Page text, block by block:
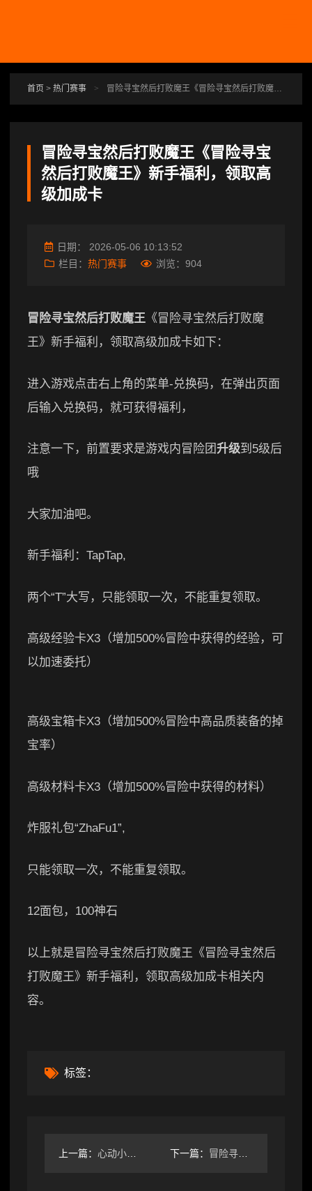
首页 > 热门赛事 > 冒险寻宝然后打败魔王《冒险寻宝然后打败魔王》新手福利，领取高级加成卡
冒险寻宝然后打败魔王《冒险寻宝
然后打败魔王》新手福利，领取高
级加成卡
日期： 2026-05-06 10:13:52
栏目： 热门赛事 浏览： 904
冒险寻宝然后打败魔王 《冒险寻宝然后打败魔
王》新手福利，领取高级加成卡如下：
进入游戏点击右上角的菜单-兑换码，在弹出页面
后输入兑换码，就可获得福利，
注意一下，前置要求是游戏内冒险团升级到5级后
哦
大家加油吧。
新手福利：TapTap,
两个“T”大写，只能领取一次，不能重复领取。
高级经验卡X3（增加500%冒险中获得的经验，可
以加速委托）
高级宝箱卡X3（增加500%冒险中高品质装备的掉
宝率）
高级材料卡X3（增加500%冒险中获得的材料）
炸服礼包“ZhaFu1”,
只能领取一次，不能重复领取。
12面包，100神石
以上就是冒险寻宝然后打败魔王《冒险寻宝然后
打败魔王》新手福利，领取高级加成卡相关内
容。
标签：
上一篇： 心动小镇又要花星了，新家具一共2810星！ 下一篇： 冒险寻宝然后打败魔王洛瑟的迅捷连斩优化后挂机已稳定